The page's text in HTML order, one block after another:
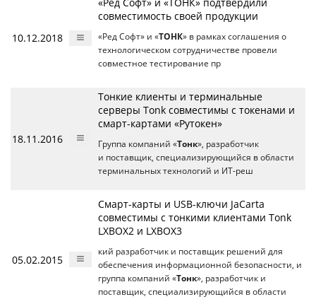
10.12.2018
совместимость своей продукции
«Ред Софт» и «ТОНК» в рамках соглашения о
технологическом сотрудничестве провели
совместное тестирование пр
18.11.2016
Тонкие клиенты и терминальные
серверы Tonk совместимы с токенами и
смарт-картами «Рутокен»
Группа компаний «Тонк», разработчик
и поставщик, специализирующийся в области
терминальных технологий и ИТ-реш
05.02.2015
Смарт-карты и USB-ключи JaCarta
совместимы с тонкими клиентами Tonk
LXBOX2 и LXBOX3
кий разработчик и поставщик решений для
обеспечения информационной безопасности, и
группа компаний «Тонк», разработчик и
поставщик, специализирующийся в области